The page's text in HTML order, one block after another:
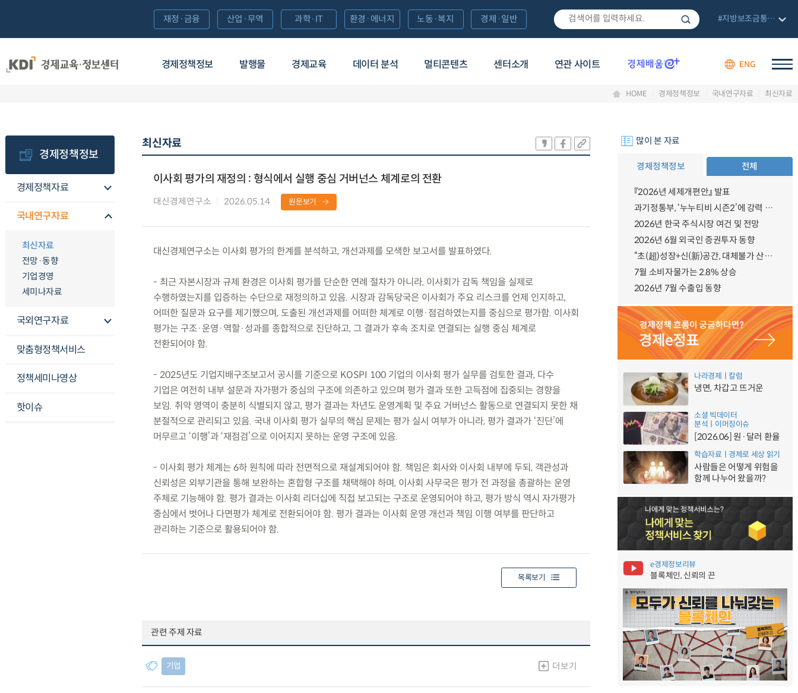
경제정책정보 발행물 경제교육 데이터 분석 멀티콘텐츠 센터소개 연관 사이트 ENG
재정·금융 산업·무역 과학·IT 환경·에너지 노동·복지 경제·일반 #지방보조금통합관리망
HOME 경제정책정보 국내연구자료 최신자료
경제정책정보
경제정책자료
국내연구자료
최신자료
전망·동향
기업경영
세미나자료
국외연구자료
맞춤형정책서비스
정책세미나영상
핫이슈
최신자료
이사회 평가의 재정의 : 형식에서 실행 중심 거버넌스 체계로의 전환
대신경제연구소 2026.05.14 원문보기
대신경제연구소는 이사회 평가의 한계를 분석하고, 개선과제를 모색한 보고서를 발표하였다.
- 최근 자본시장과 규제 환경은 이사회 평가를 단순한 연례 절차가 아니라, 이사회가 감독 책임을 실제로
수행하였는지를 입증하는 수단으로 재정의하고 있음. 시장과 감독당국은 이사회가 주요 리스크를 언제 인지하고,
어떠한 질문과 요구를 제기했으며, 도출된 개선과제를 어떠한 체계로 이행·점검하였는지를 중심으로 평가함. 이사회
평가는 구조·운영·역할·성과를 종합적으로 진단하고, 그 결과가 후속 조치로 연결되는 실행 중심 체계로
전환되어야 함.
- 2025년도 기업지배구조보고서 공시를 기준으로 KOSPI 100 기업의 이사회 평가 실무를 검토한 결과, 다수
기업은 여전히 내부 설문과 자가평가 중심의 구조에 의존하고 있으며 평가 결과 또한 고득점에 집중되는 경향을
보임. 취약 영역이 충분히 식별되지 않고, 평가 결과는 차년도 운영계획 및 주요 거버넌스 활동으로 연결되지 못한 채
분절적으로 관리되고 있음. 국내 이사회 평가 실무의 핵심 문제는 평가 실시 여부가 아니라, 평가 결과가 ‘진단’에
머무르고 ‘이행’과 ‘재점검’으로 이어지지 못하는 운영 구조에 있음.
- 이사회 평가 체계는 6하 원칙에 따라 전면적으로 재설계되어야 함. 책임은 회사와 이사회 내부에 두되, 객관성과
신뢰성은 외부기관을 통해 보완하는 혼합형 구조를 채택해야 하며, 이사회 사무국은 평가 전 과정을 총괄하는 운영
주체로 기능해야 함. 평가 결과는 이사회 리더십에 직접 보고되는 구조로 운영되어야 하고, 평가 방식 역시 자가평가
중심에서 벗어나 다면평가 체계로 전환되어야 함. 평가 결과는 이사회 운영 개선과 책임 이행 여부를 판단하고
관리하는 기준으로 활용되어야 함.
목록보기
관련 주제 자료
기업 더보기
많이 본 자료
경제정책정보 전체
『2026년 세제개편안』 발표
과기정통부, ‘누누티비 시즌2’에 강력 대응 의지 밝혀
2026년 한국 주식시장 여건 및 전망
2026년 6월 외국인 증권투자 동향
“초(超)성장+신(新)공간, 대체불가 산업강국”
7월 소비자물가는 2.8% 상승
2026년 7월 수출입 동향
나라경제ㅣ칼럼
냉면, 차갑고 뜨거운
소셜 빅데이터
분석ㅣ이머징이슈
[2026.06] 원·달러 환율
학습자료ㅣ경제로 세상 읽기
사람들은 어떻게 위험을
함께 나누어 왔을까?
e경제정보리뷰
블록체인, 신뢰의 끈